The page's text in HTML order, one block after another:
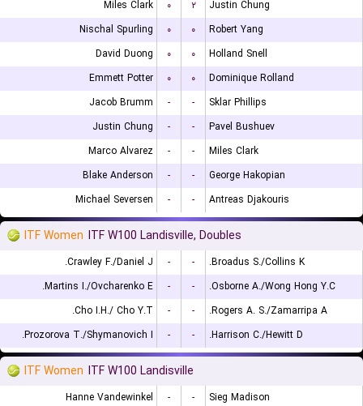
Miles Clark ۰ ۲
Justin Chung
Nischal Spurling
۰ ۰
Robert Yang
David Duong
۰ ۰
Holland Snell
Emmett Potter
۰ ۰
Dominique Rolland
Jacob Brumm
- -
Sklar Phillips
Justin Chung
- -
Pavel Bushuev
Marco Alvarez
- -
Miles Clark
Blake Anderson
- -
George Hakopian
Michael Seversen
- - Antreas Djakouris
ITF Women ITF W100 Landisville, Doubles
Crawley F./Daniel J. - -
Broadus S./Collins K.
Martins I./Ovcharenko E.
- -
Osborne A./Wong Hong Y.C.
Cho I.H./ Cho Y.T.
- -
Rogers A. S./Zamarripa A.
Prozorova T./Shymanovich I.
- - Harrison C./Hewitt D.
ITF Women ITF W100 Landisville
Hanne Vandewinkel - -
Sieg Madison